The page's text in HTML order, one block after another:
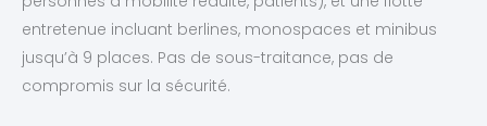
entretenue incluant berlines, monospaces et minibus
jusqu’à 9 places. Pas de sous-traitance, pas de
compromis sur la sécurité.